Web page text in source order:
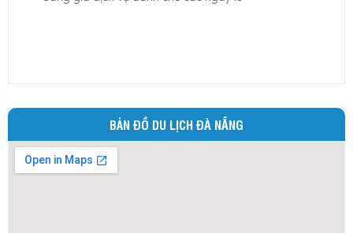
Quảng Bình
Quảng Ngãi
Quảng Ninh
BẢN ĐỒ DU LỊCH ĐÀ NẴNG